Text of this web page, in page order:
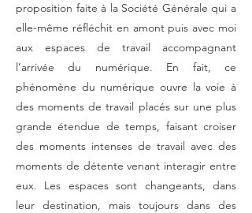
proposition faite à la Société Générale qui a
elle-même réfléchit en amont puis avec moi
aux espaces de travail accompagnant
l’arrivée du numérique. En fait, ce
phénomène du numérique ouvre la voie à
des moments de travail placés sur une plus
grande étendue de temps, faisant croiser
des moments intenses de travail avec des
moments de détente venant interagir entre
eux. Les espaces sont changeants, dans
leur destination, mais toujours dans des